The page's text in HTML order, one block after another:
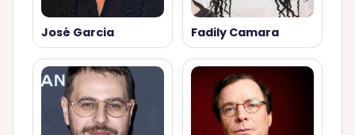
José Garcia Fadily Camara